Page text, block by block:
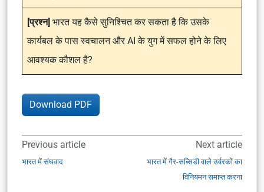
[प्रश्न] भारत यह कैसे सुनिश्चित कर सकता है कि उसके
कार्यबल के पास स्वचालन और AI के युग में सफल होने के लिए
आवश्यक कौशल है?
Download PDF
Previous article
भारत में संघवाद
Next article
भारत में गैर-सब्सिडी वाले उर्वरकों का
विनियमन समाप्त करना